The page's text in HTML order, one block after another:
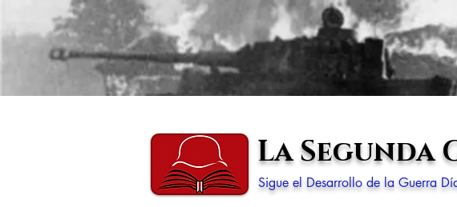
La
Sigue el Desarrollo de la Guerra